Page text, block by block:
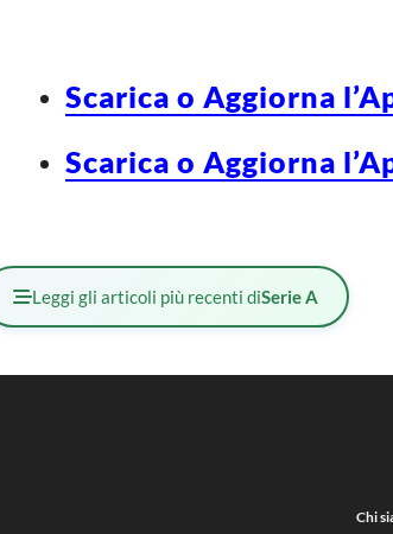
Scarica o Aggiorna
Scarica o Aggiorna
Leggi gli articoli più recenti diSerie A
Chi